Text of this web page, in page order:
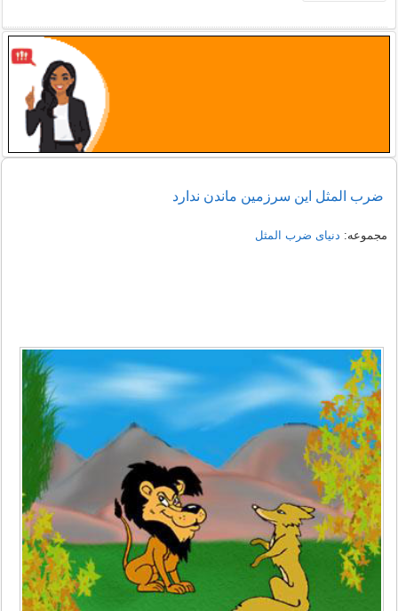
ضرب المثل اين سرزمين ماندن ندارد
مجموعه: دنیای ضرب المثل